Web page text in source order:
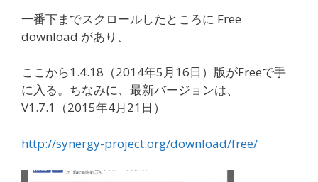
一番下までスクロールしたところに Free
download があり、
ここから1.4.18（2014年5月16日 ）版がFreeで手
に入る。ちなみに、最新バージョンは、
V1.7.1（2015年4月21日）
http://synergy-project.org/download/free/